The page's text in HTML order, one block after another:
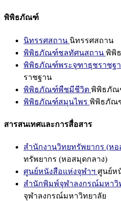
พิพิธภัณฑ์
นิทรรศสถาน นิทรรศสถาน
พิพิธภัณฑ์ชลทัศนสถาน พิพิ
พิพิธภัณฑ์พระจุฑาธุชราชฐ
ราชฐาน
พิพิธภัณฑ์พืชมีชีวิต พิพิธภัณ
พิพิธภัณฑ์สมุนไพร พิพิธภัณ
สารสนเทศและการสื่อสาร
สำนักงานวิทยทรัพยากร (หอ
ทรัพยากร (หอสมุดกลาง)
ศูนย์หนังสือแห่งจุฬาฯ ศูนย์ห
สำนักพิมพ์จุฬาลงกรณ์มหาวิ
จุฬาลงกรณ์มหาวิทยาลัย